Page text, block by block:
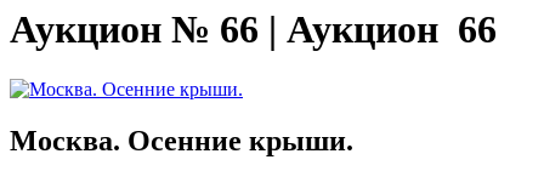
Аукцион № 66 | Аукцион 66
Москва. Осенние крыши.